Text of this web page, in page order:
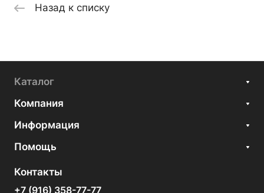
Назад к списку
Каталог
Компания
Информация
Помощь
Контакты
+7 (916) 358-77-77